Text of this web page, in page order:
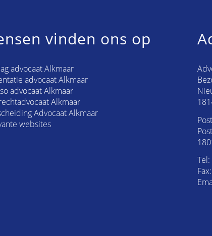
vinden ons op
advocaat Alkmaar
advocaat Alkmaar
advocaat Alkmaar
Alkmaar
Advocaat Alkmaar
websites
Tel: